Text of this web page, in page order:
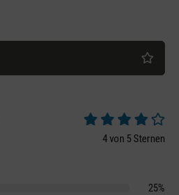
Durchschnittliche
4 von 5 Sternen
25%